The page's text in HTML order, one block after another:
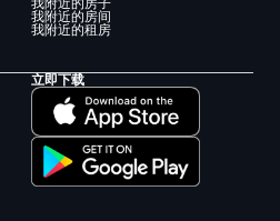
我附近的房间
我附近的租房
立即下载